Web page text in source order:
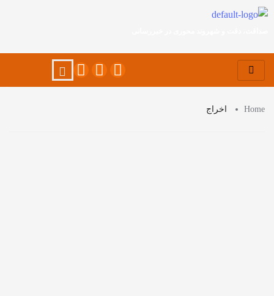
Home اخراج